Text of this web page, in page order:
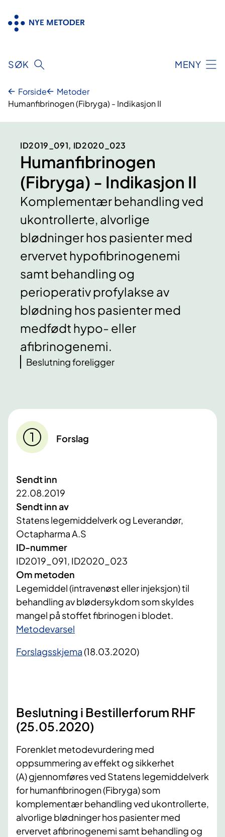
innhold
SØK MENY
Forside
Metoder
Humanfibrinogen (Fibryga) - Indikasjon II
ID2019_091, ID2020_023
Humanfibrinogen
(Fibryga) - Indikasjon II
Komplementær behandling ved
ukontrollerte, alvorlige
blødninger hos pasienter med
ervervet hypofibrinogenemi
samt behandling og
perioperativ profylakse av
blødning hos pasienter med
medfødt hypo- eller
afibrinogenemi.
Beslutning foreligger
Forslag
Sendt inn
22.08.2019
Sendt inn av
Statens legemiddelverk og Leverandør,
Octapharma A.S
ID-nummer
ID2019_091, ID2020_023
Om metoden
Legemiddel (intravenøst eller injeksjon) til
behandling av blødersykdom som skyldes
mangel på stoffet fibrinogen i blodet.
​Metodevarsel
Forslagsskjema(18.03.2020)
Beslutning i Bestillerforum RHF
(25.05.2020)
Forenklet metodevurdering med
oppsummering av effekt og sikkerhet
(A) gjennomføres ved Statens legemiddelverk
for humanfibrinogen (Fibryga) som
komplementær behandling ved ukontrollerte,
alvorlige blødninger hos pasienter med
ervervet afibrinogenemi samt behandling og